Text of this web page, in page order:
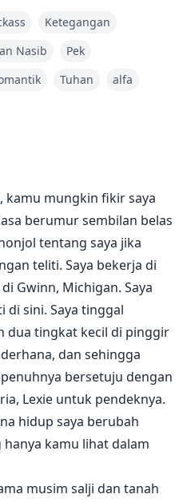
semua keanehannya
apa-apa tentang dunia
dia mendapati dirinya
menyatukan kumpulan-
mengendalikan
tetapi dua pasangan.
dia fikir Lexi manusia
sepenuhnya.
mempunyai kedua-
Adakah dia akan
menolak satu dan
Adakah dia mampu
dan kuasanya sebelum
Ketegangan
Nasib
Pek
Tuhan alfa
kamu mungkin fikir saya
berumur sembilan belas
tentang saya jika
teliti. Saya bekerja di
Gwinn, Michigan. Saya
di sini. Saya tinggal
dua tingkat kecil di pinggir
dan sehingga
bersetuju dengan
Lexie untuk pendeknya.
hidup saya berubah
kamu lihat dalam
musim salji dan tanah